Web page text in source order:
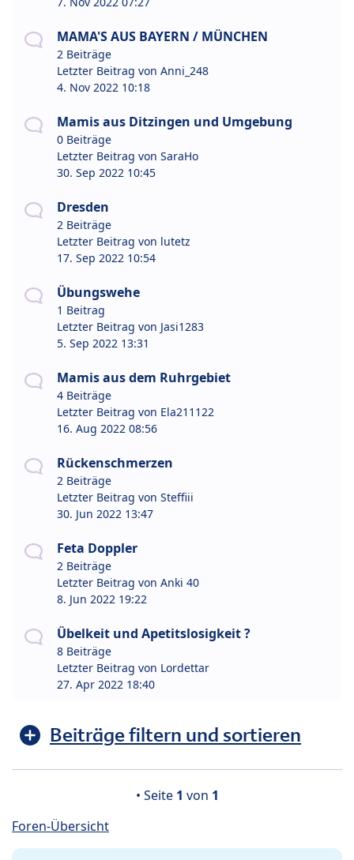
MAMA'S AUS BAYERN / MÜNCHEN
2 Beiträge
Letzter Beitrag von Anni_248
4. Nov 2022 10:18
Mamis aus Ditzingen und Umgebung
0 Beiträge
Letzter Beitrag von SaraHo
30. Sep 2022 10:45
Dresden
2 Beiträge
Letzter Beitrag von lutetz
17. Sep 2022 10:54
Übungswehe
1 Beitrag
Letzter Beitrag von Jasi1283
5. Sep 2022 13:31
Mamis aus dem Ruhrgebiet
4 Beiträge
Letzter Beitrag von Ela211122
16. Aug 2022 08:56
Rückenschmerzen
2 Beiträge
Letzter Beitrag von Steffiii
30. Jun 2022 13:47
Feta Doppler
2 Beiträge
Letzter Beitrag von Anki 40
8. Jun 2022 19:22
Übelkeit und Apetitslosigkeit ?
8 Beiträge
Letzter Beitrag von Lordettar
27. Apr 2022 18:40
Beiträge filtern und sortieren
• Seite 1 von 1
Foren-Übersicht